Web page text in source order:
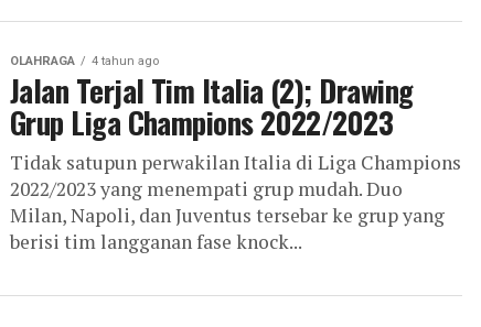
OLAHRAGA 4 tahun ago
Jalan Terjal Tim Italia (2); Drawing
Grup Liga Champions 2022/2023
Tidak satupun perwakilan Italia di Liga Champions
2022/2023 yang menempati grup mudah. Duo
Milan, Napoli, dan Juventus tersebar ke grup yang
berisi tim langganan fase knock...